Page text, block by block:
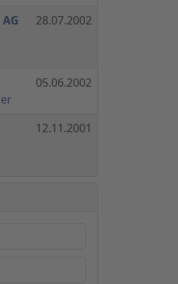
28.07.2002
05.06.2002
12.11.2001